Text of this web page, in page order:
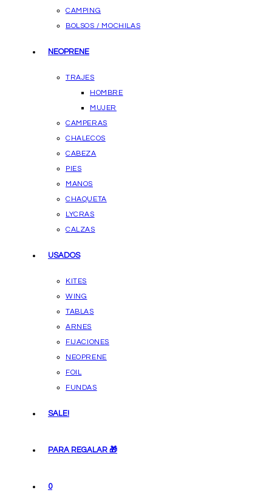
CAMPING
BOLSOS / MOCHILAS
NEOPRENE
TRAJES
HOMBRE
MUJER
CAMPERAS
CHALECOS
CABEZA
PIES
MANOS
CHAQUETA
LYCRAS
CALZAS
USADOS
KITES
WING
TABLAS
ARNES
FIJACIONES
NEOPRENE
FOIL
FUNDAS
SALE!
PARA REGALAR 🎁
0